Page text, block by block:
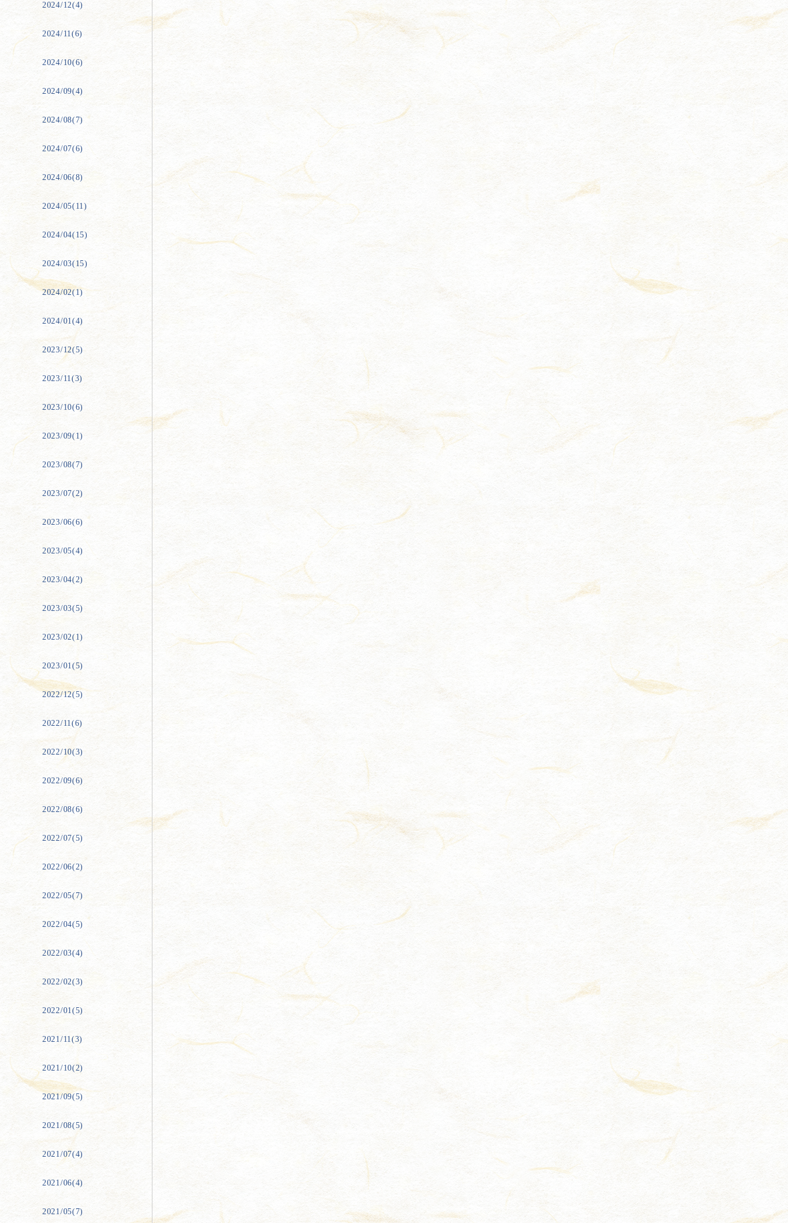
2024/12(4)
2024/11(6)
2024/10(6)
2024/09(4)
2024/08(7)
2024/07(6)
2024/06(8)
2024/05(11)
2024/04(15)
2024/03(15)
2024/02(1)
2024/01(4)
2023/12(5)
2023/11(3)
2023/10(6)
2023/09(1)
2023/08(7)
2023/07(2)
2023/06(6)
2023/05(4)
2023/04(2)
2023/03(5)
2023/02(1)
2023/01(5)
2022/12(5)
2022/11(6)
2022/10(3)
2022/09(6)
2022/08(6)
2022/07(5)
2022/06(2)
2022/05(7)
2022/04(5)
2022/03(4)
2022/02(3)
2022/01(5)
2021/11(3)
2021/10(2)
2021/09(5)
2021/08(5)
2021/07(4)
2021/06(4)
2021/05(7)